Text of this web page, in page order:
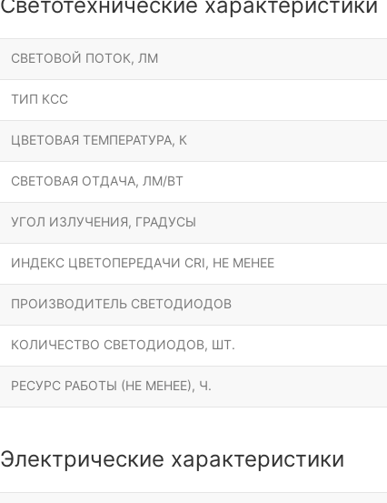
СВЕТОВОЙ ПОТОК, ЛМ
ТИП КСС
ЦВЕТОВАЯ ТЕМПЕРАТУРА, К
СВЕТОВАЯ ОТДАЧА, ЛМ/ВТ
УГОЛ ИЗЛУЧЕНИЯ, ГРАДУСЫ
ИНДЕКС ЦВЕТОПЕРЕДАЧИ CRI, НЕ МЕНЕЕ
ПРОИЗВОДИТЕЛЬ СВЕТОДИОДОВ
КОЛИЧЕСТВО СВЕТОДИОДОВ, ШТ.
РЕСУРС РАБОТЫ (НЕ МЕНЕЕ), Ч.
Электрические характеристики